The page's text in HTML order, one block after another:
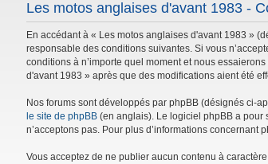
Les motos anglaises d'avant 1983 -
En accédant à « Les motos anglaises d'avant 1983 »
responsable des conditions suivantes. Si vous
conditions à n’importe quel moment et nous
d'avant 1983 » après que des modifications aient été
Nos forums sont développés par phpBB (désignés ci-
le site de phpBB (en anglais). Le logiciel phpBB a pour
n’acceptons pas. Pour plus d’informations concernant
Vous acceptez de ne publier aucun contenu à